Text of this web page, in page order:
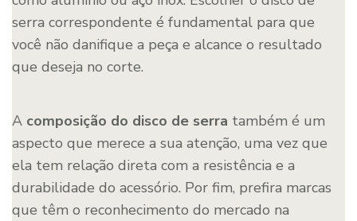
serra correspondente é fundamental para que
você não danifique a peça e alcance o resultado
que deseja no corte.
A composição do disco de serra também é um
aspecto que merece a sua atenção, uma vez que
ela tem relação direta com a resistência e a
durabilidade do acessório. Por fim, prefira marcas
que têm o reconhecimento do mercado na